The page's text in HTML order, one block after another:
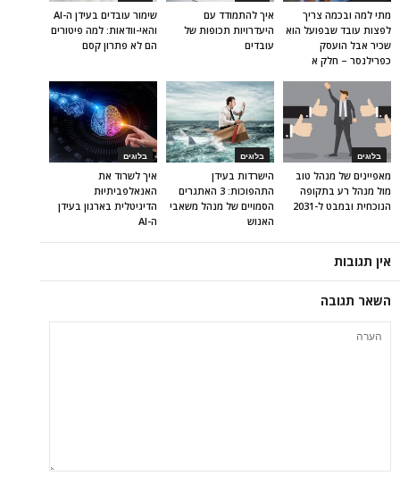
שימור עובדים בעידן ה-AI
והאי-וודאות: למה פיטורים
הם לא פתרון קסם
איך להתמודד עם
היעדרויות תכופות של
עובדים
מתי למה ובכמה צריך
לפצות עובד שבפועל הוא
שכיר אבל הועסק
כפרילנסר – חלק א
בלוגים
איך לשרוד את
האנאלפביתיוּת
הדיגיטלית בארגון בעידן
ה-AI
בלוגים
הישרדות בעידן
התהפוכות: 3 האתגרים
הסמויים של מנהל משאבי
האנוש
בלוגים
מאפיינים של מנהל טוב
מול מנהל רע בתקופה
הנוכחית ובמבט ל-2031
אין תגובות
השאר תגובה